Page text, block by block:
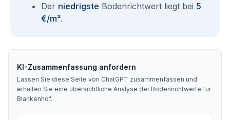
Der niedrigste Bodenrichtwert liegt bei 5
€/m².
KI-Zusammenfassung anfordern
Lassen Sie diese Seite von ChatGPT zusammenfassen und
erhalten Sie eine übersichtliche Analyse der Bodenrichtwerte für
Blankenhof.